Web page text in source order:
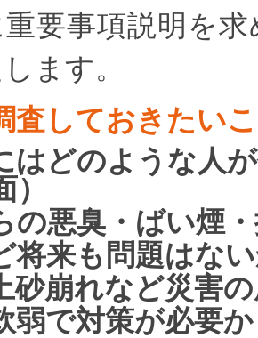
要事項説明を
ます。
査しておきたい
はどのような人
の悪臭・ばい煙
将来も問題はな
砂崩れなど災害
弱で対策が必要